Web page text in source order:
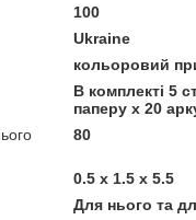
100
Ukraine
кольоровий
В комплекті 5
паперу х 20
80
0.5 x 1.5 x 5.5
Для нього та